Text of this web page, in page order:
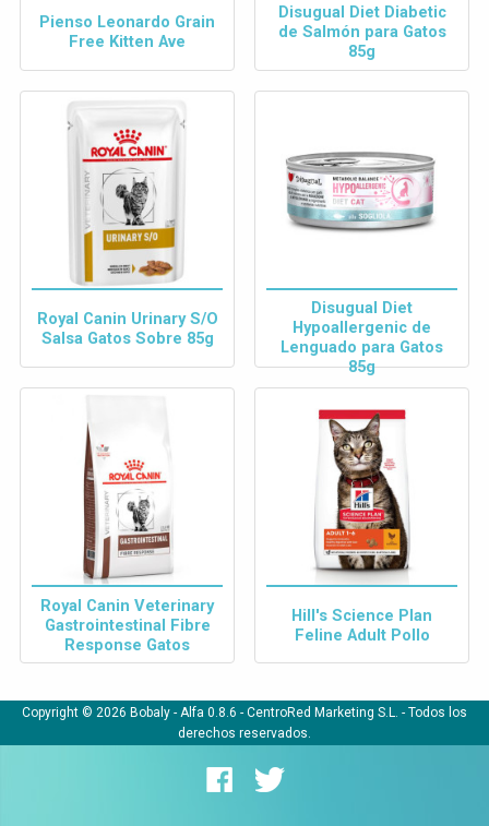
Pienso Leonardo Grain
Free Kitten Ave
Disugual Diet Diabetic
de Salmón para Gatos
85g
Royal Canin Urinary S/O
Salsa Gatos Sobre 85g
Disugual Diet
Hypoallergenic de
Lenguado para Gatos
85g
Royal Canin Veterinary
Gastrointestinal Fibre
Response Gatos
Hill's Science Plan
Feline Adult Pollo
Copyright © 2026 Bobaly - Alfa 0.8.6 - CentroRed Marketing S.L. - Todos los
derechos reservados.